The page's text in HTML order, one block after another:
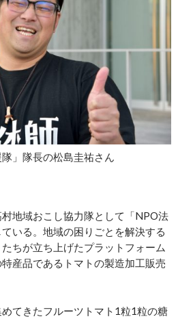
」隊長の松島圭祐さん
地域おこし協力隊として「NPO法
いる。地域の困りごとを解決する
ちが立ち上げたプラットフォーム
産品であるトマトの製造加工販売
てきたフルーツトマト1粒1粒の糖